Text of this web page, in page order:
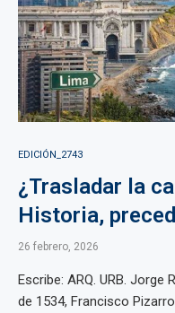
EDICIÓN_2743
¿Trasladar la
Historia,
26 febrero, 2026
Escribe: ARQ. URB. Jorge
de 1534, Francisco